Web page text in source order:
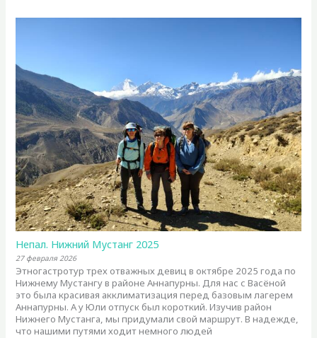
Непал. Нижний Мустанг 2025
27 февраля 2026
Этногастротур трех отважных девиц в октябре 2025 года по
Нижнему Мустангу в районе Аннапурны. Для нас с Васёной
это была красивая акклиматизация перед базовым лагерем
Аннапурны. А у Юли отпуск был короткий. Изучив район
Нижнего Мустанга, мы придумали свой маршрут. В надежде,
что нашими путями ходит немного людей